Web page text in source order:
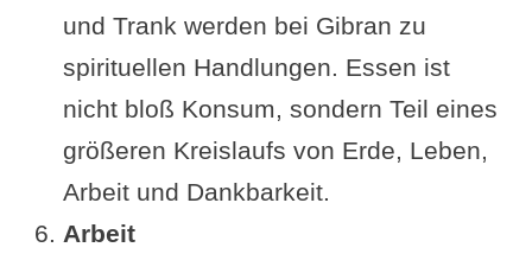
und Trank werden bei Gibran zu
spirituellen Handlungen. Essen ist
nicht bloß Konsum, sondern Teil eines
größeren Kreislaufs von Erde, Leben,
Arbeit und Dankbarkeit.
Arbeit